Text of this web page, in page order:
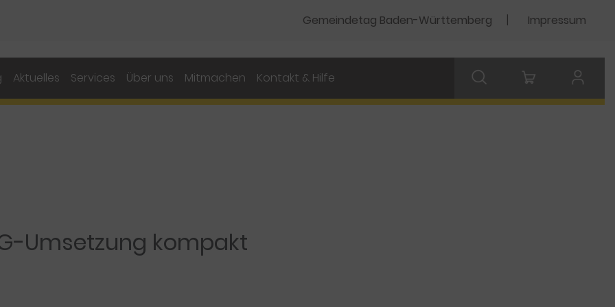
Gemeindetag Baden-Württemberg Impressum
Aktuelles Services Über uns Mitmachen Kontakt & Hilfe
Umsetzung kompakt